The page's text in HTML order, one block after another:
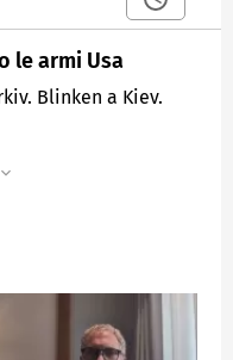
le armi Usa
Blinken a Kiev.